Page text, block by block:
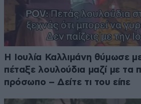
Η Ιουλία Καλλιμάνη θύμωσε
πέταξε λουλούδια μαζί με τα
πρόσωπο – Δείτε τι του είπε